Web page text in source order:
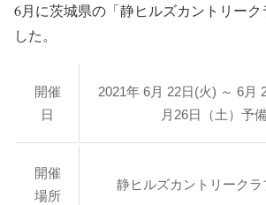
6月に茨城県の「静ヒルズカントリーク
した。
開催
日
2021年 6月 22日(火) ～ 6
月26日（土）予
開催
場所
静ヒルズカントリークラ